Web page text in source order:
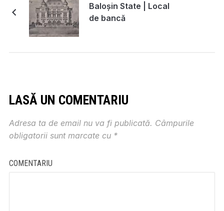
Baloşin State | Local
de bancă
LASĂ UN COMENTARIU
Adresa ta de email nu va fi publicată. Câmpurile
obligatorii sunt marcate cu *
COMENTARIU